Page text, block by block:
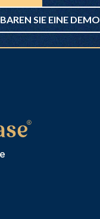
SIE EINE DEMO